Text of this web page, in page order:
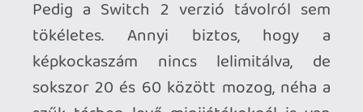
megvettek. És mondjatok még egy olyan
játékot, ami ezt a témát ilyen finom
megközelítéssel bontaná ki... (Elárulom,
nincs még egy ilyen.) Klasszik Annapurna.